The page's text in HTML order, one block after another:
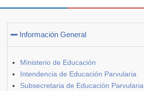
Información General
Ministerio de Educación
Intendencia de Educación Parvularia
Subsecretaria de Educación Parvularia